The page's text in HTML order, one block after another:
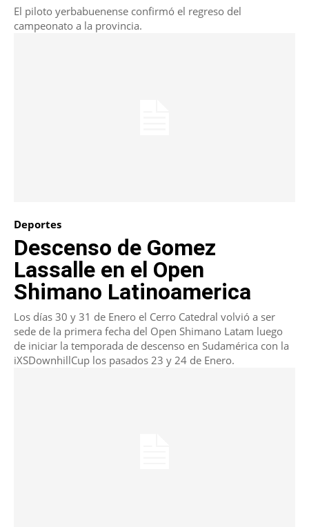
El piloto yerbabuenense confirmó el regreso del
campeonato a la provincia.
Deportes
Descenso de Gomez
Lassalle en el Open
Shimano Latinoamerica
Los días 30 y 31 de Enero el Cerro Catedral volvió a ser
sede de la primera fecha del Open Shimano Latam luego
de iniciar la temporada de descenso en Sudamérica con la
iXSDownhillCup los pasados 23 y 24 de Enero.